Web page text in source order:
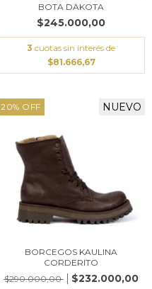
BOTA DAKOTA
$245.000,00
3 cuotas sin interés de
$81.666,67
20% OFF NUEVO
BORCEGOS KAULINA
CORDERITO
$290.000,00
$232.000,00